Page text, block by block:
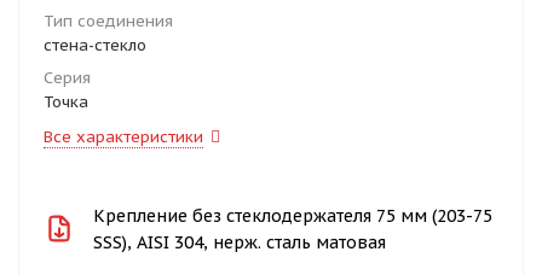
Тип соединения
стена-стекло
Серия
Точка
Все характеристики
Крепление без стеклодержателя 75 мм (203-75
SSS), AISI 304, нерж. сталь матовая